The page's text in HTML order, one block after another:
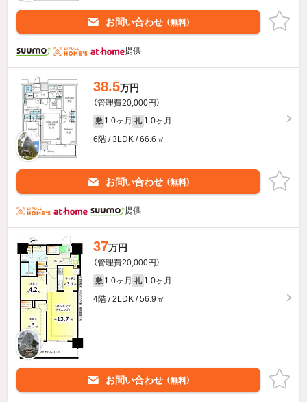
お問い合わせ （無料）
提供
38.5万円
（管理費20,000円）
敷 1.0ヶ月 礼 1.0ヶ月
6階 / 3LDK / 66.6㎡
お問い合わせ （無料）
提供
37万円
（管理費20,000円）
敷 1.0ヶ月 礼 1.0ヶ月
4階 / 2LDK / 56.9㎡
お問い合わせ （無料）